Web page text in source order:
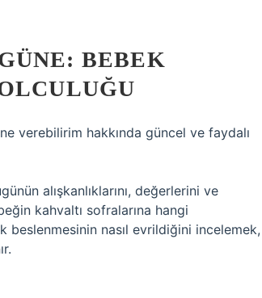
BEBEK
verebilirim hakkında güncel ve faydalı
alışkanlıklarını, değerlerini ve
kahvaltı sofralarına hangi
nasıl evrildiğini incelemek,